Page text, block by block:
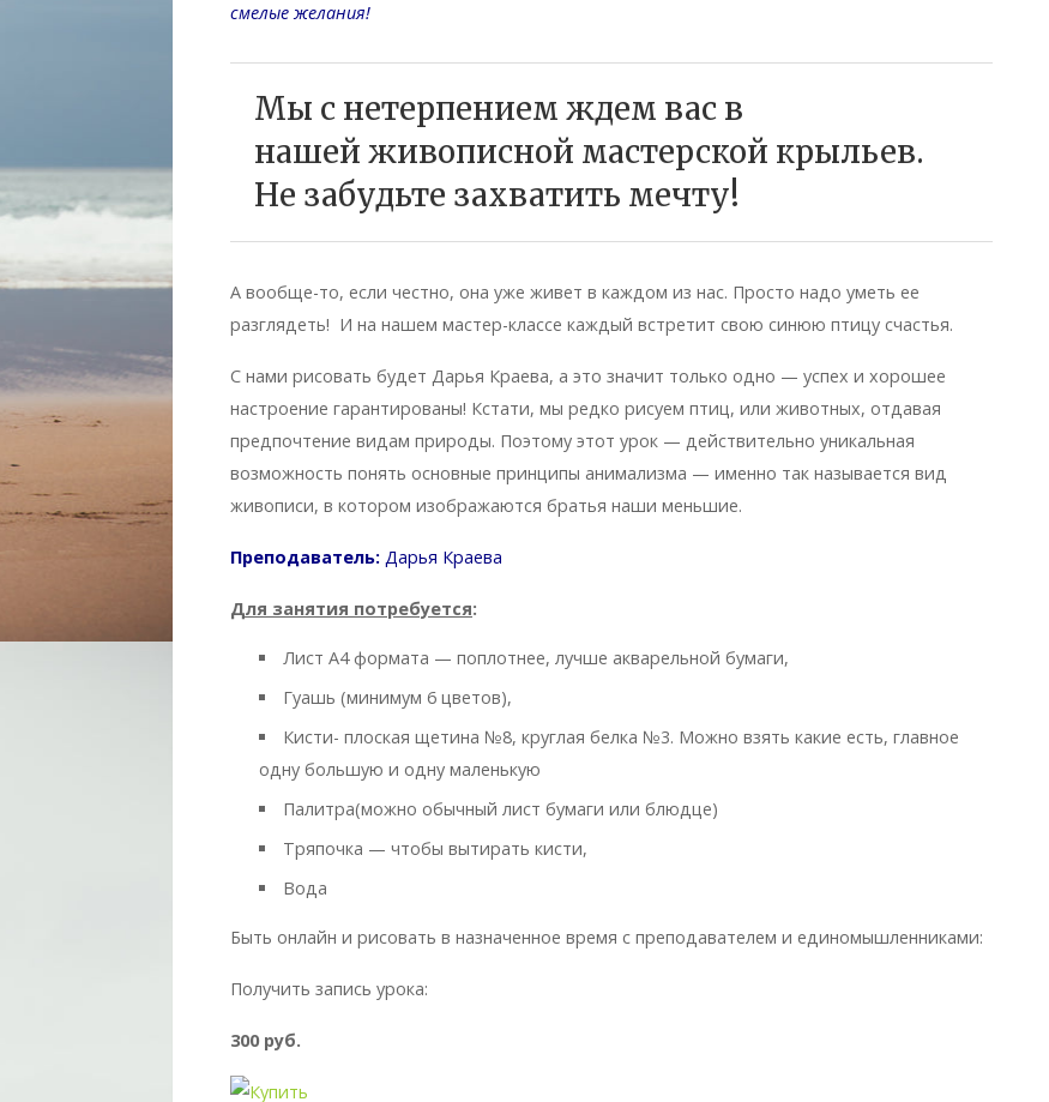
смелые желания!
Мы с нетерпением ждем вас в
нашей живописной мастерской крыльев.
Не забудьте захватить мечту!
А вообще-то, если честно, она уже живет в каждом из нас. Просто надо уметь ее
разглядеть! И на нашем мастер-классе каждый встретит свою синюю птицу счастья.
С нами рисовать будет Дарья Краева, а это значит только одно — успех и хорошее
настроение гарантированы! Кстати, мы редко рисуем птиц, или животных, отдавая
предпочтение видам природы. Поэтому этот урок — действительно уникальная
возможность понять основные принципы анимализма — именно так называется вид
живописи, в котором изображаются братья наши меньшие.
Преподаватель: Дарья Краева
Для занятия потребуется:
Лист А4 формата — поплотнее, лучше акварельной бумаги,
Гуашь (минимум 6 цветов),
Кисти- плоская щетина №8, круглая белка №3. Можно взять какие есть, главное
одну большую и одну маленькую
Палитра(можно обычный лист бумаги или блюдце)
Тряпочка — чтобы вытирать кисти,
Вода
Быть онлайн и рисовать в назначенное время с преподавателем и единомышленниками:
Получить запись урока:
300 руб.